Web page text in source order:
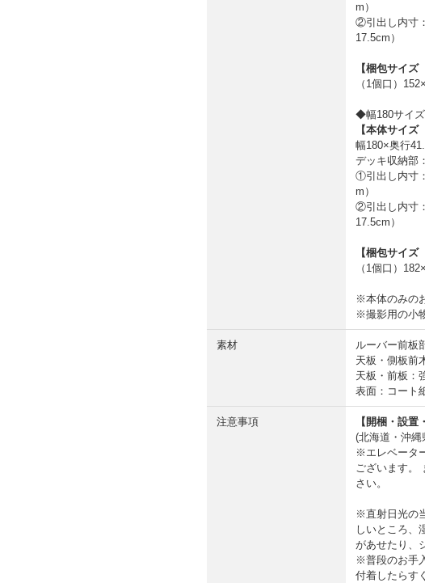
m）
②引出し内寸
17.5cm）
【梱包サイズ
（1個口）
◆幅180サイズ
【本体サイズ
幅180×奥行
デッキ収納部
①引出し内寸
m）
②引出し内寸
17.5cm）
【梱包サイズ
（1個口）
※本体のみの
※撮影用の小
素材
ルーバー前板
天板・側板前
天板・前板：
表面：コート
注意事項
【開梱・設
(北海道・沖
※エレベータ
ございます。
さい。
※直射日光の
しいところ、
があせたり、
※普段のお手
付着したらす